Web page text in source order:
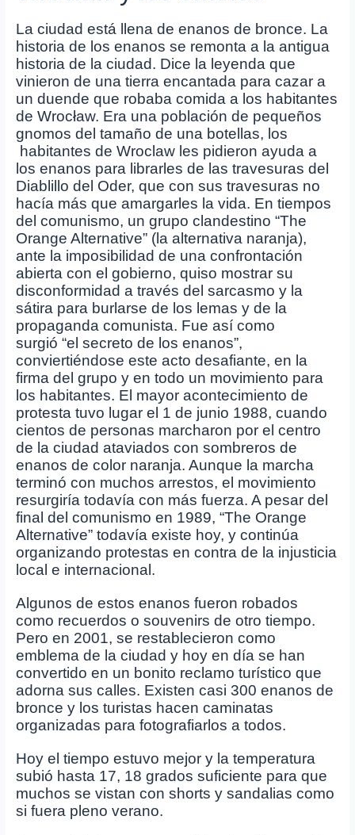
La ciudad está llena de enanos de bronce. La
historia de los enanos se remonta a la antigua
historia de la ciudad. Dice la leyenda que
vinieron de una tierra encantada para cazar a
un duende que robaba comida a los habitantes
de Wrocław. Era una población de pequeños
gnomos del tamaño de una botellas, los
habitantes de Wroclaw les pidieron ayuda a
los enanos para librarles de las travesuras del
Diablillo del Oder, que con sus travesuras no
hacía más que amargarles la vida. En tiempos
del comunismo, un grupo clandestino “The
Orange Alternative” (la alternativa naranja),
ante la imposibilidad de una confrontación
abierta con el gobierno, quiso mostrar su
disconformidad a través del sarcasmo y la
sátira para burlarse de los lemas y de la
propaganda comunista. Fue así como
surgió “el secreto de los enanos”,
conviertiéndose este acto desafiante, en la
firma del grupo y en todo un movimiento para
los habitantes. El mayor acontecimiento de
protesta tuvo lugar el 1 de junio 1988, cuando
cientos de personas marcharon por el centro
de la ciudad ataviados con sombreros de
enanos de color naranja. Aunque la marcha
terminó con muchos arrestos, el movimiento
resurgiría todavía con más fuerza. A pesar del
final del comunismo en 1989, “The Orange
Alternative” todavía existe hoy, y continúa
organizando protestas en contra de la injusticia
local e internacional.
Algunos de estos enanos fueron robados
como recuerdos o souvenirs de otro tiempo.
Pero en 2001, se restablecieron como
emblema de la ciudad y hoy en día se han
convertido en un bonito reclamo turístico que
adorna sus calles. Existen casi 300 enanos de
bronce y los turistas hacen caminatas
organizadas para fotografiarlos a todos.
Hoy el tiempo estuvo mejor y la temperatura
subió hasta 17, 18 grados suficiente para que
muchos se vistan con shorts y sandalias como
si fuera pleno verano.